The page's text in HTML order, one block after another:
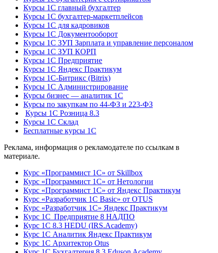
Курсы 1С главный бухгалтер
Курсы 1С бухгалтер-маркетплейсов
Курсы 1С для кадровиков
Курсы 1С Документооборот
Курсы 1С ЗУП Зарплата и управление персоналом
Курсы 1С ЗУП КОРП
Курсы 1С Предприятие
Курсы 1С Яндекс Практикум
Курсы 1С-Битрикс (Bitrix)
Курсы 1С Администрирование
Курсы бизнес — аналитик 1С
Курсы по закупкам по 44‑ФЗ и 223‑ФЗ
Курсы 1С Розница 8.3
Курсы 1С Склад
Бесплатные курсы 1С
Реклама, информация о рекламодателе по ссылкам в
материале.
Курс «Программист 1С» от Skillbox
Курс «Программист 1С» от Нетологии
Курс «Программист 1С» от Яндекс Практикум
Курс «Разработчик 1С Basic» от OTUS
Курс «Разработчик 1С» Яндекс Практикум
Курс 1С Предприятие 8 НАДПО
Курс 1С 8.3 HEDU (IRS.Academy)
Курс 1С Аналитик Яндекс Практикум
Курс 1С Архитектор Otus